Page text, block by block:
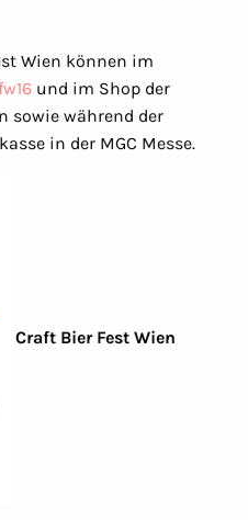
Wien können im
und im Shop der
sowie während der
in der MGC Messe.
Craft Bier Fest Wien